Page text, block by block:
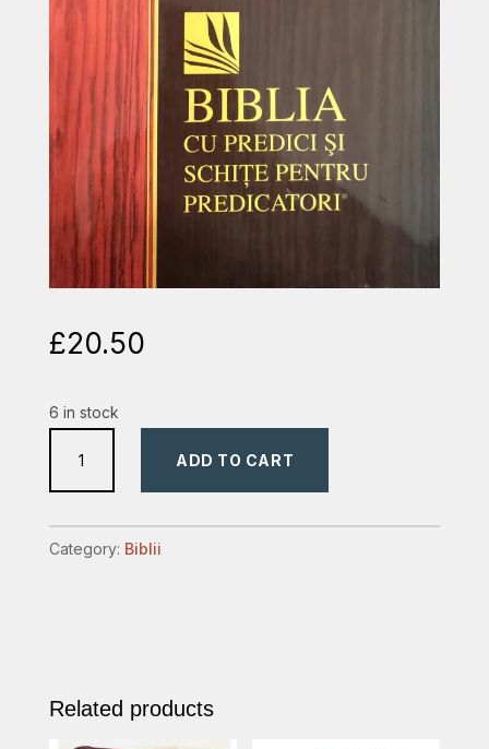
£20.50
6 in stock
3
quantity
ADD TO CART
Category: Biblii
Related products